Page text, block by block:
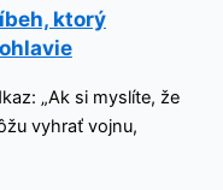
ktorý
„Ak si myslíte, že
vyhrať vojnu,